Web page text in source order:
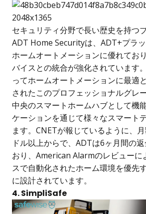
セキュリティ分野で長い歴史を持つ
ADT Home Securityは、ADT+プラ
ホームオートメーションに優れてお
バイスとの統合が強化されています
ってホームオートメーションに最適
されたこのプロフェッショナルグレ
中央のスマートホームハブとして機
ケーションを通じて様々なスマート
ます。CNETが報じているように、
ドル以上からで、ADTは6ヶ月間の
おり、American Alarmのレビューに
スで自動化されたホーム環境を優先
に設計されています。
4. SimpliSafe